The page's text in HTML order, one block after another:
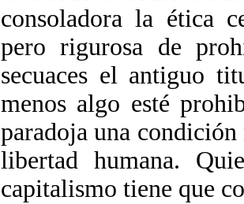
consoladora la ética
pero rigurosa de
secuaces el antiguo
menos algo esté
paradoja una condición
libertad humana.
capitalismo tiene que